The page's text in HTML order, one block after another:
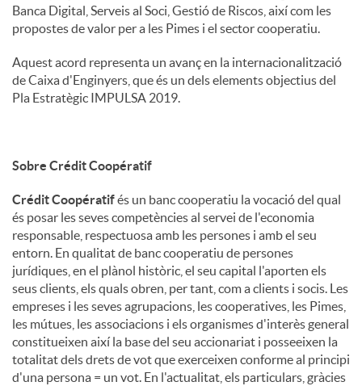
Banca Digital, Serveis al Soci, Gestió de Riscos, així com les
propostes de valor per a les Pimes i el sector cooperatiu.
Aquest acord representa un avanç en la internacionalització
de Caixa d'Enginyers, que és un dels elements objectius del
Pla Estratègic IMPULSA 2019.
Sobre Crédit Coopératif
Crédit Coopératifés un banc cooperatiu la vocació del qual
és posar les seves competències al servei de l'economia
responsable, respectuosa amb les persones i amb el seu
entorn. En qualitat de banc cooperatiu de persones
jurídiques, en el plànol històric, el seu capital l'aporten els
seus clients, els quals obren, per tant, com a clients i socis. Les
empreses i les seves agrupacions, les cooperatives, les Pimes,
les mútues, les associacions i els organismes d'interès general
constitueixen així la base del seu accionariat i posseeixen la
totalitat dels drets de vot que exerceixen conforme al principi
d'una persona = un vot. En l'actualitat, els particulars, gràcies